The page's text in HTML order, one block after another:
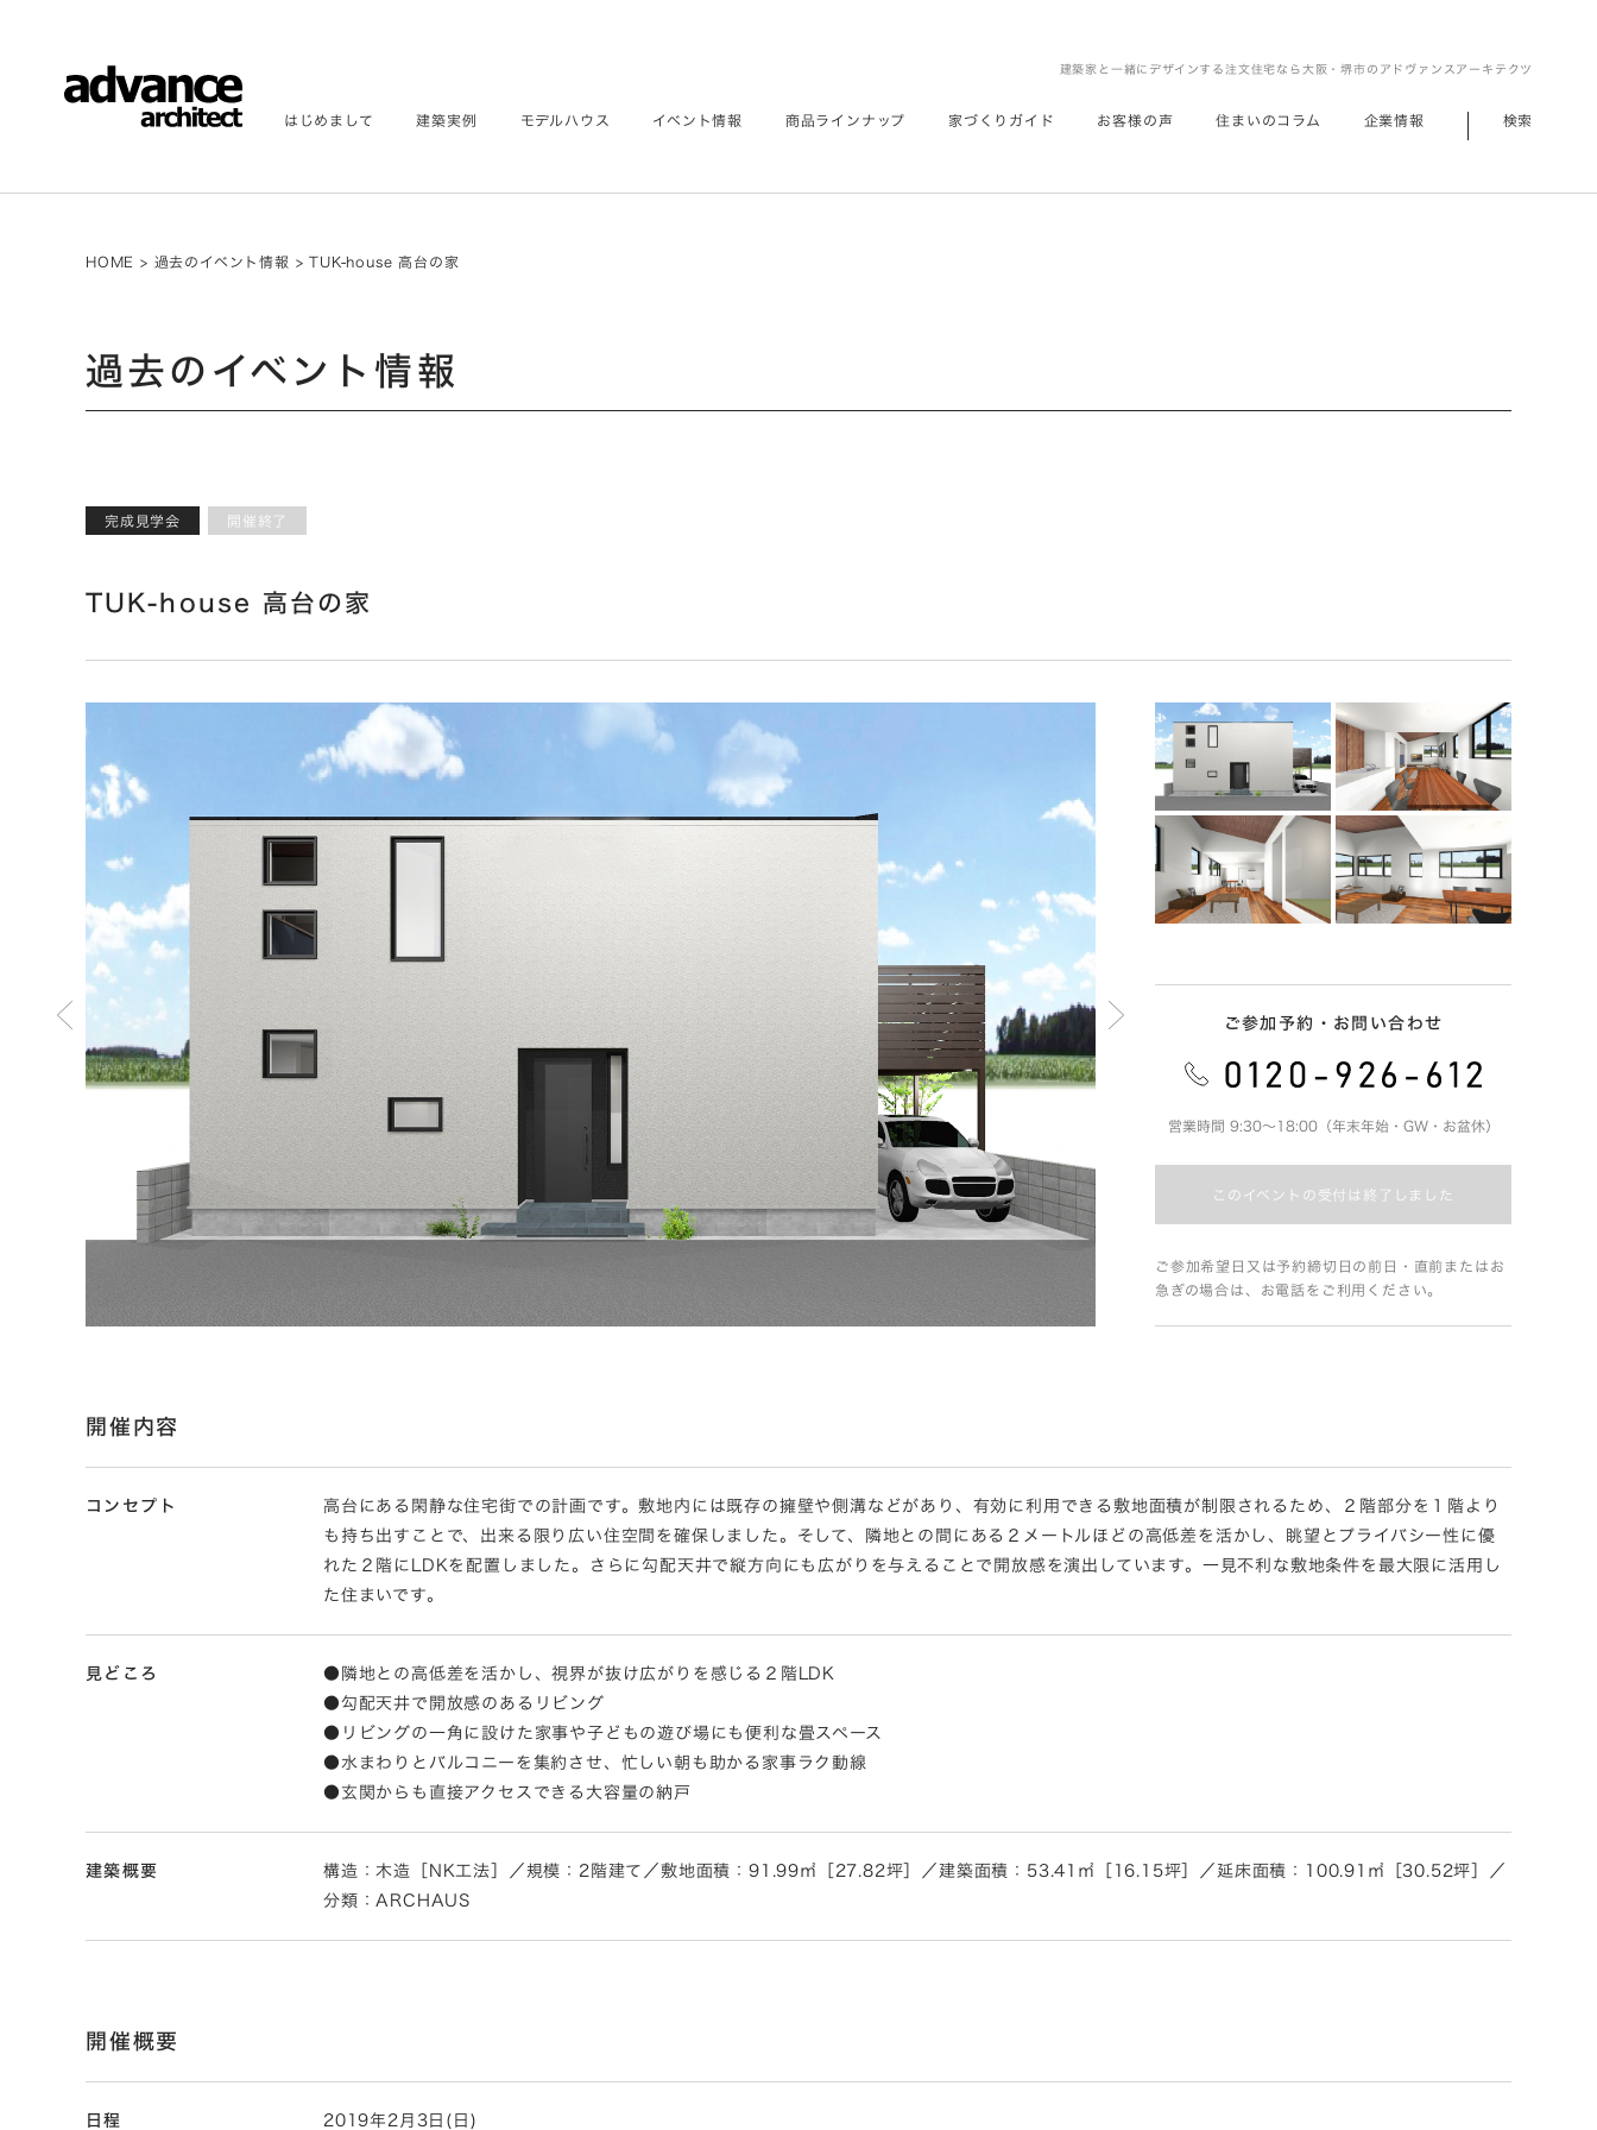
建築家と一緒にデザインする注文住宅なら大阪・堺市のアドヴァンスアーキテクツ
はじめまして 建築実例 モデルハウス イベント情報 商品ラインナップ 家づくりガイド お客様の声 住まいのコラム 企業情報 検索
HOME > 過去のイベント情報 >TUK-house 高台の家
過去のイベント情報
完成見学会 開催終了
TUK-house 高台の家
ご参加予約・お問い合わせ
営業時間 9:30～18:00（年末年始・GW・お盆休）
このイベントの受付は終了しました
ご参加希望日又は予約締切日の前日・直前またはお
急ぎの場合は、お電話をご利用ください。
開催内容
コンセプト
高台にある閑静な住宅街での計画です。敷地内には既存の擁壁や側溝などがあり、有効に利用できる敷地面積が制限されるため、２階部分を１階より
も持ち出すことで、出来る限り広い住空間を確保しました。そして、隣地との間にある２メートルほどの高低差を活かし、眺望とプライバシー性に優
れた２階にLDKを配置しました。さらに勾配天井で縦方向にも広がりを与えることで開放感を演出しています。一見不利な敷地条件を最大限に活用し
た住まいです。
見どころ
●隣地との高低差を活かし、視界が抜け広がりを感じる２階LDK
●勾配天井で開放感のあるリビング
●リビングの一角に設けた家事や子どもの遊び場にも便利な畳スペース
●水まわりとバルコニーを集約させ、忙しい朝も助かる家事ラク動線
●玄関からも直接アクセスできる大容量の納戸
建築概要
構造：木造［NK工法］／規模：2階建て／敷地面積：91.99㎡［27.82坪］／建築面積：53.41㎡［16.15坪］／延床面積：100.91㎡［30.52坪］／
分類：ARCHAUS
開催概要
日程 2019年2月3日(日)